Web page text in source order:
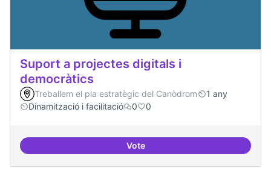
Suport a projectes digitals i
democràtics
Treballem el pla estratègic del Canòdrom
1 any
Dinamització i facilitació
0 0
VoteSuport a projectes digitals i